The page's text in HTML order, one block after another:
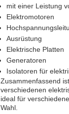
mit einer Leistung
Elektromotoren
Ausrüstung
Elektrische Platten
Generatoren
Isolatoren für
Zusammenfassend
verschiedenen
ideal für
Wahl.